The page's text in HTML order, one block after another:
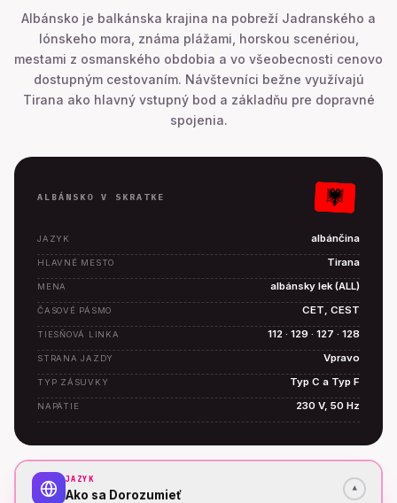
Albánsko je balkánska krajina na pobreží Jadranského a
Iónskeho mora, známa plážami, horskou scenériou,
mestami z osmanského obdobia a vo všeobecnosti cenovo
dostupným cestovaním. Návštevníci bežne využívajú
Tirana ako hlavný vstupný bod a základňu pre dopravné
spojenia.
ALBÁNSKO V SKRATKE
JAZYK albánčina
HLAVNÉ MESTO Tirana
MENA albánsky lek (ALL)
ČASOVÉ PÁSMO CET, CEST
TIESŇOVÁ LINKA 112 · 129 · 127 · 128
STRANA JAZDY Vpravo
TYP ZÁSUVKY Typ C a Typ F
NAPÄTIE 230 V, 50 Hz
JAZYK
Ako sa Dorozumieť ▾